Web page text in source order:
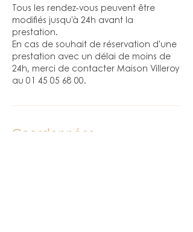
Tous les rendez-vous peuvent être
modifiés jusqu’à 24h avant la
prestation.
En cas de souhait de réservation d'une
prestation avec un délai de moins de
24h, merci de contacter Maison Villeroy
au 01 45 05 68 00.
Coordonnées